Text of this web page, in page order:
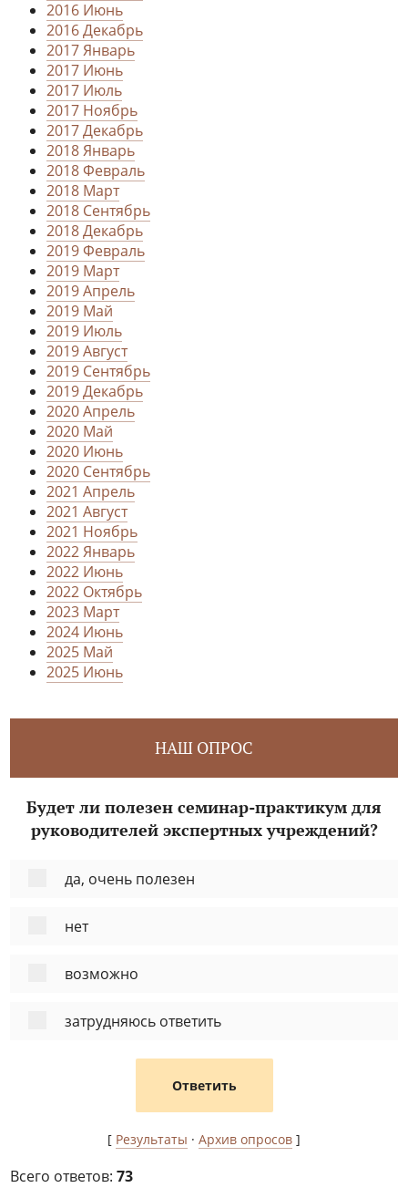
2016 Июнь
2016 Декабрь
2017 Январь
2017 Июнь
2017 Июль
2017 Ноябрь
2017 Декабрь
2018 Январь
2018 Февраль
2018 Март
2018 Сентябрь
2018 Декабрь
2019 Февраль
2019 Март
2019 Апрель
2019 Май
2019 Июль
2019 Август
2019 Сентябрь
2019 Декабрь
2020 Апрель
2020 Май
2020 Июнь
2020 Сентябрь
2021 Апрель
2021 Август
2021 Ноябрь
2022 Январь
2022 Июнь
2022 Октябрь
2023 Март
2024 Июнь
2025 Май
2025 Июнь
НАШ ОПРОС
Будет ли полезен семинар-практикум для
руководителей экспертных учреждений?
да, очень полезен
нет
возможно
затрудняюсь ответить
[ Результаты · Архив опросов ]
Всего ответов: 73